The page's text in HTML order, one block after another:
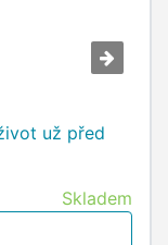
už před
Skladem